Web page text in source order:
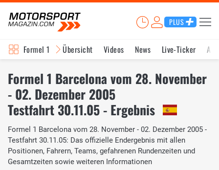
PLUS
Formel 1 Übersicht Videos News Live-Ticker
Formel 1 Barcelona vom 28. November
- 02. Dezember 2005
Testfahrt 30.11.05 - Ergebnis
Formel 1 Barcelona vom 28. November - 02. Dezember 2005 -
Testfahrt 30.11.05: Das offizielle Endergebnis mit allen
Positionen, Fahrern, Teams, gefahrenen Rundenzeiten und
Gesamtzeiten sowie weiteren Informationen